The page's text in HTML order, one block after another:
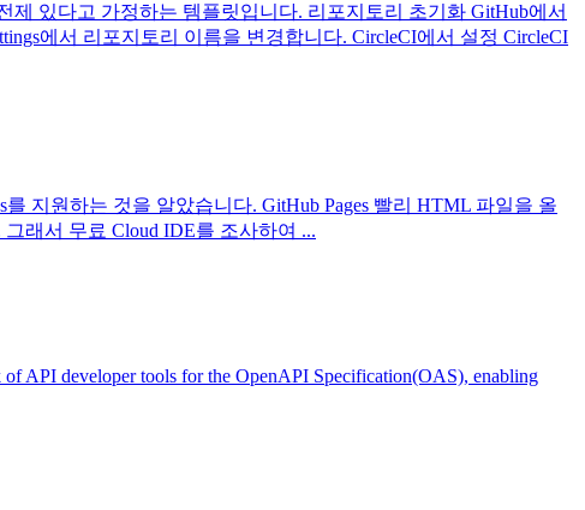
있다고 가정하는 템플릿입니다. 리포지토리 초기화 GitHub에서
에서 리포지토리 이름을 변경합니다. CircleCI에서 설정 CircleCI
지원하는 것을 알았습니다. GitHub Pages 빨리 HTML 파일을 올
래서 무료 Cloud IDE를 조사하여 ...
developer tools for the OpenAPI Specification(OAS), enabling